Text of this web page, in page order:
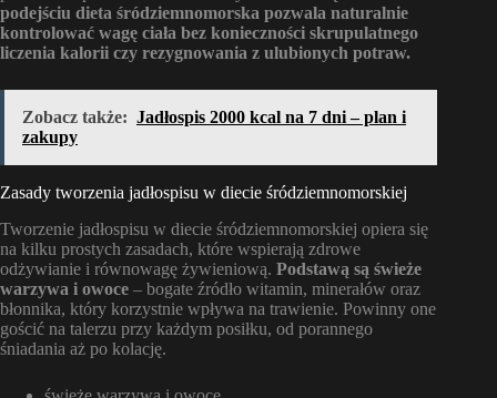
podejściu dieta śródziemnomorska pozwala naturalnie
kontrolować wagę ciała bez konieczności skrupulatnego
liczenia kalorii czy rezygnowania z ulubionych potraw.
Zobacz także: Jadłospis 2000 kcal na 7 dni – plan i
zakupy
Zasady tworzenia jadłospisu w diecie śródziemnomorskiej
Tworzenie jadłospisu w diecie śródziemnomorskiej opiera się
na kilku prostych zasadach, które wspierają zdrowe
odżywianie i równowagę żywieniową. Podstawą są świeże
warzywa i owoce – bogate źródło witamin, minerałów oraz
błonnika, który korzystnie wpływa na trawienie. Powinny one
gościć na talerzu przy każdym posiłku, od porannego
śniadania aż po kolację.